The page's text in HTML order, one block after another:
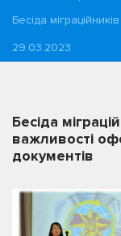
Бесіда
29.03.2023
Бесіда
важливості
документів